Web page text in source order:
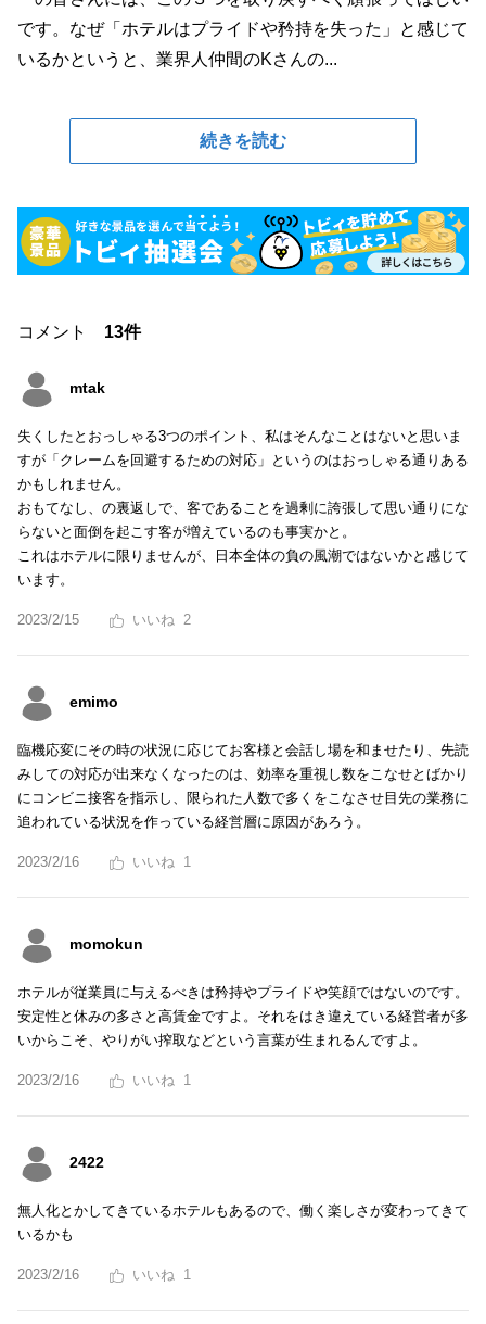
です。なぜ「ホテルはプライドや矜持を失った」と感じて
いるかというと、業界人仲間のKさんの...
続きを読む
コメント 13件
mtak
失くしたとおっしゃる3つのポイント、私はそんなことはないと思いま
すが「クレームを回避するための対応」というのはおっしゃる通りある
かもしれません。
おもてなし、の裏返しで、客であることを過剰に誇張して思い通りにな
らないと面倒を起こす客が増えているのも事実かと。
これはホテルに限りませんが、日本全体の負の風潮ではないかと感じて
います。
2023/2/15 2
emimo
臨機応変にその時の状況に応じてお客様と会話し場を和ませたり、先読
みしての対応が出来なくなったのは、効率を重視し数をこなせとばかり
にコンビニ接客を指示し、限られた人数で多くをこなさせ目先の業務に
追われている状況を作っている経営層に原因があろう。
2023/2/16 1
momokun
ホテルが従業員に与えるべきは矜持やプライドや笑顔ではないのです。
安定性と休みの多さと高賃金ですよ。それをはき違えている経営者が多
いからこそ、やりがい搾取などという言葉が生まれるんですよ。
2023/2/16 1
2422
無人化とかしてきているホテルもあるので、働く楽しさが変わってきて
いるかも
2023/2/16 1